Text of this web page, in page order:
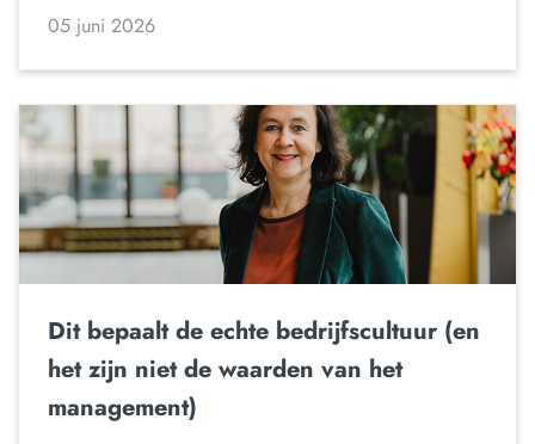
05 juni 2026
Dit bepaalt de echte bedrijfscultuur (en
het zijn niet de waarden van het
management)